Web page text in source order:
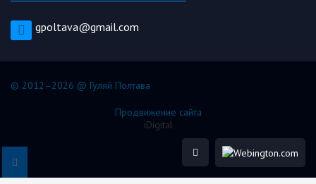
gpoltava@gmail.com
© 2012–2026 @ Гуляй Полтава
Продвижение сайта
iDigital